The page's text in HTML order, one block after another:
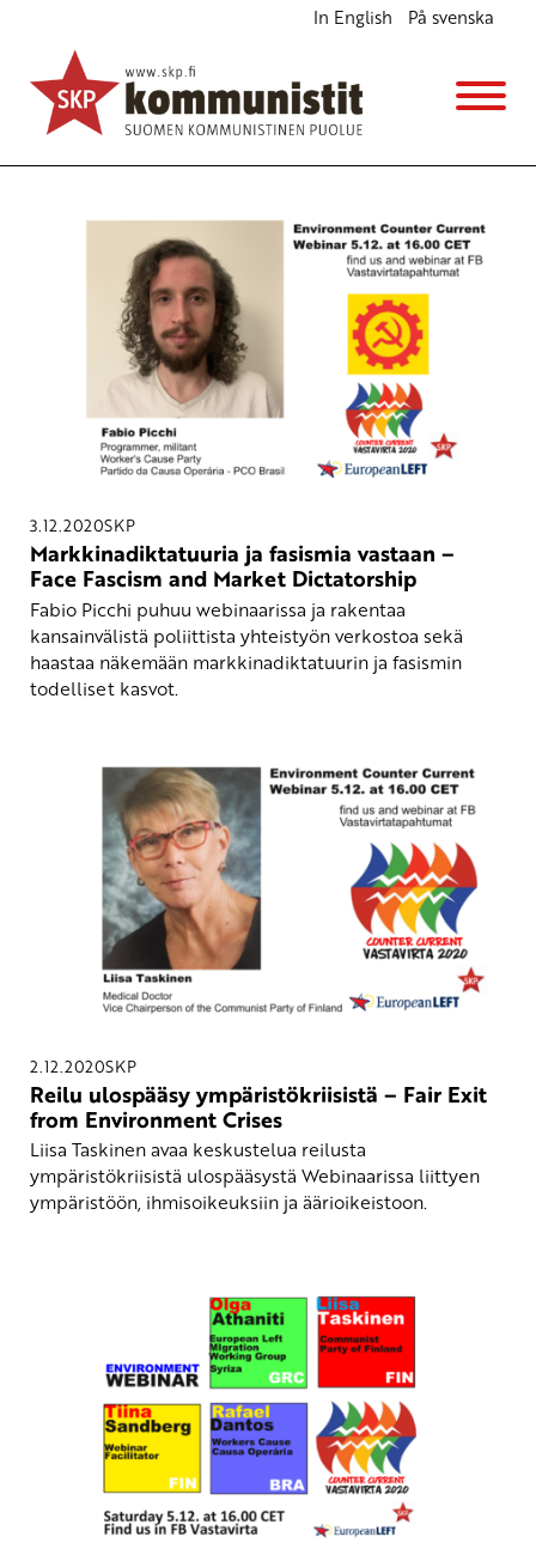
In English På svenska
Counter current
3.12.2020SKP
Markkinadiktatuuria ja fasismia vastaan –
Face Fascism and Market Dictatorship
Fabio Picchi puhuu webinaarissa ja rakentaa
kansainvälistä poliittista yhteistyön verkostoa sekä
haastaa näkemään markkinadiktatuurin ja fasismin
todelliset kasvot.
2.12.2020SKP
Reilu ulospääsy ympäristökriisistä – Fair Exit
from Environment Crises
Liisa Taskinen avaa keskustelua reilusta
ympäristökriisistä ulospääsystä Webinaarissa liittyen
ympäristöön, ihmisoikeuksiin ja äärioikeistoon.